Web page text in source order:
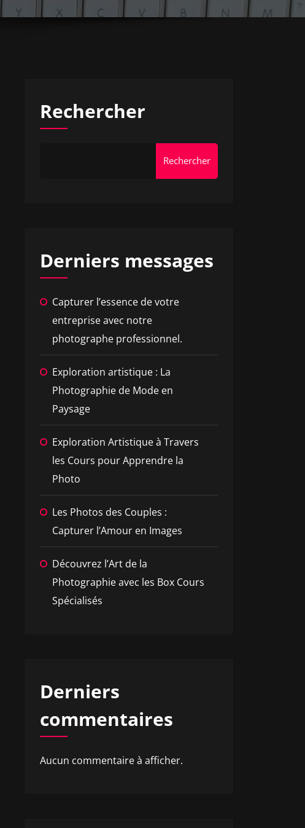
Rechercher
Rechercher
Derniers messages
Capturer l’essence de votre
entreprise avec notre
photographe professionnel.
Exploration artistique : La
Photographie de Mode en
Paysage
Exploration Artistique à Travers
les Cours pour Apprendre la
Photo
Les Photos des Couples :
Capturer l’Amour en Images
Découvrez l’Art de la
Photographie avec les Box Cours
Spécialisés
Derniers
commentaires
Aucun commentaire à afficher.